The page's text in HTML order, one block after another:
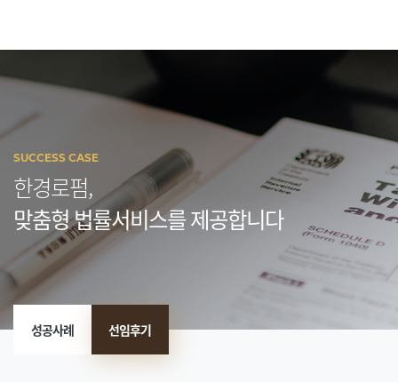
SUCCESS CASE
한경로펌,
맞춤형 법률서비스를 제공합니다
성공사례 선임후기